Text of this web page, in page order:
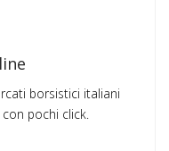
borsistici italiani
pochi click.